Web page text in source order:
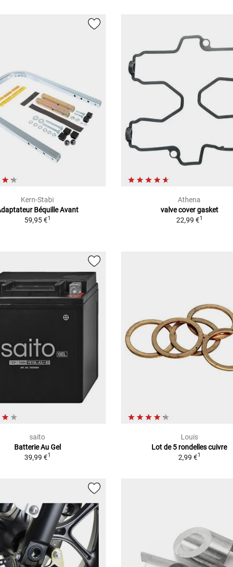
Kern-Stabi
Béquille Avant
59,95 €1
Athena
valve cover gasket
22,99 €1
saito
Batterie Au Gel
39,99 €1
Louis
Lot de 5 rondelles cuivre
2,99 €1